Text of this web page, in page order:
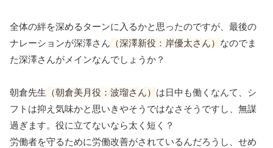
全体の絆を深めるターンに入るかと思ったのですが、最後の
ナレーションが深澤さん（深澤新役：岸優太さん）なのでま
た深澤さんがメインなんでしょうか？
朝倉先生（朝倉美月役：波瑠さん）は日中も働くなんて、シ
フトは抑え気味かと思いきやそうではなさそうですし、無謀
過ぎます。役に立てないなら太く短く？
労働者を守るために労働改善がされているんだろうし、せめ